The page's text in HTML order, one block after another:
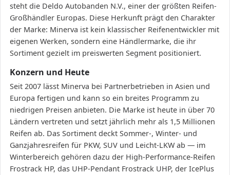
steht die Deldo Autobanden N.V., einer der größten Reifen-
Großhändler Europas. Diese Herkunft prägt den Charakter
der Marke: Minerva ist kein klassischer Reifenentwickler mit
eigenen Werken, sondern eine Händlermarke, die ihr
Sortiment gezielt im preiswerten Segment positioniert.
Konzern und Heute
Seit 2007 lässt Minerva bei Partnerbetrieben in Asien und
Europa fertigen und kann so ein breites Programm zu
niedrigen Preisen anbieten. Die Marke ist heute in über 70
Ländern vertreten und setzt jährlich mehr als 1,5 Millionen
Reifen ab. Das Sortiment deckt Sommer-, Winter- und
Ganzjahresreifen für PKW, SUV und Leicht-LKW ab — im
Winterbereich gehören dazu der High-Performance-Reifen
Frostrack HP, das UHP-Pendant Frostrack UHP, der IcePlus